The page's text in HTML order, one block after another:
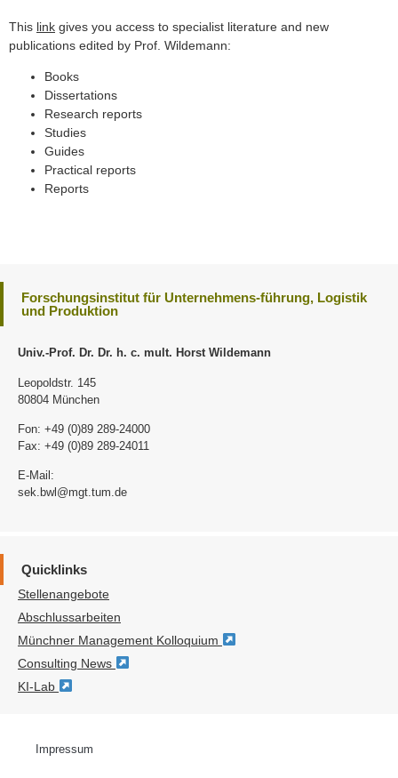
This link gives you access to specialist literature and new
publications edited by Prof. Wildemann:
Books
Dissertations
Research reports
Studies
Guides
Practical reports
Reports
Forschungsinstitut für Unternehmens-führung, Logistik
und Produktion
Univ.-Prof. Dr. Dr. h. c. mult. Horst Wildemann
Leopoldstr. 145
80804 München
Fon: +49 (0)89 289-24000
Fax: +49 (0)89 289-24011
E-Mail:
sek.bwl@mgt.tum.de
Quicklinks
Stellenangebote
Abschlussarbeiten
Münchner Management Kolloquium
Consulting News
KI-Lab
Impressum